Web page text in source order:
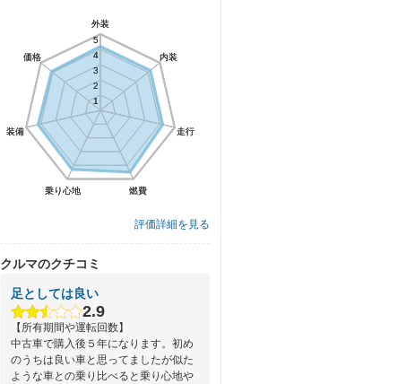
外装
内装
走行
燃費
乗り心地
装備
価格
1
2
3
4
5
外装
内装
走行
燃費
乗り心地
装備
価格
1
2
3
4
5
評価詳細を見る
クルマのクチコミ
足としては良い
2.9
【所有期間や運転回数】
中古車で購入後５年になります。初め
のうちは良い車と思ってましたが似た
ような車との乗り比べると乗り心地や